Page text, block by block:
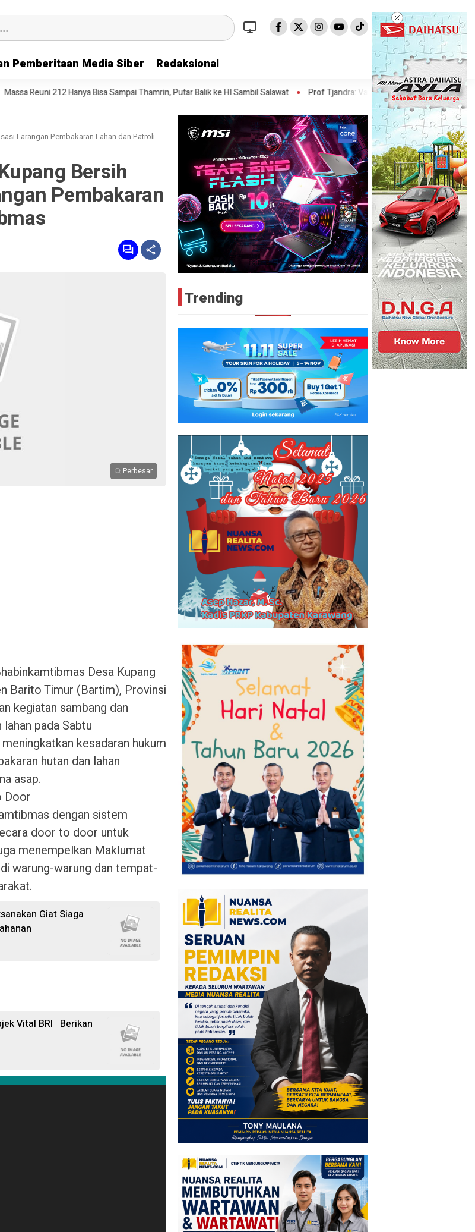
Pemberitaan Media Siber Redaksional
Bisa Sampai Thamrin, Putar Balik ke HI Sambil Salawat Prof Tjandra: Varian Omicron Mungkin Berdampak pada Obat
Larangan Pembakaran Lahan dan Patroli
Bersih
Pembakaran
Perbesar
Desa Kupang
Barito Timur (Bartim), Provinsi
kegiatan sambang dan
pada Sabtu
kesadaran hukum
hutan dan lahan
asap.
Door
dengan sistem
door to door untuk
menempelkan Maklumat
warung-warung dan tempat-
Giat Siaga
Vital BRI Berikan
Trending